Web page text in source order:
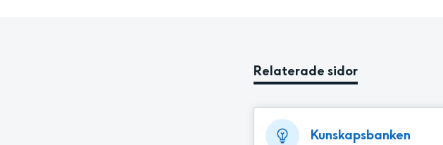
Relaterade sidor
Kunskapsbanken